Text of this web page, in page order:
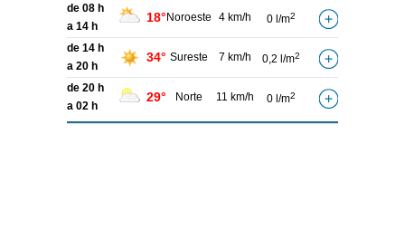
de 08 h
a 14 h
18° Noroeste 4 km/h 0 l/m2
de 14 h
a 20 h
34° Sureste 7 km/h 0,2 l/m2
de 20 h
a 02 h
29° Norte 11 km/h 0 l/m2